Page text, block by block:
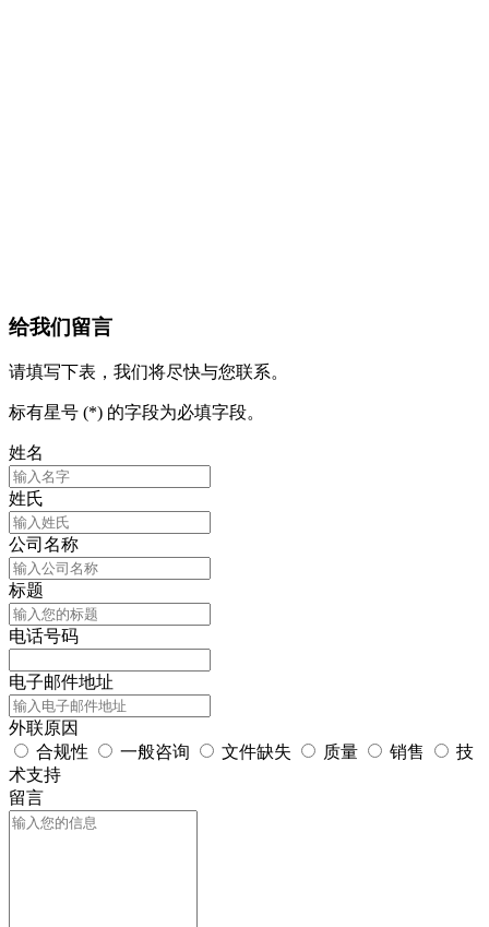
给我们留言
请填写下表，我们将尽快与您联系。
标有星号 (*) 的字段为必填字段。
姓名
姓氏
公司名称
标题
电话号码
电子邮件地址
外联原因
合规性
一般咨询 文件缺失 质量 销售
技
术支持
留言